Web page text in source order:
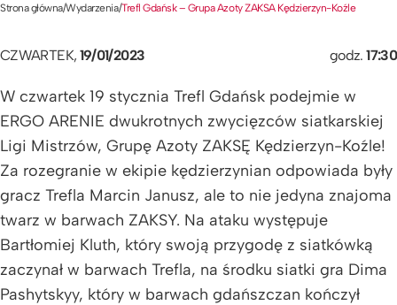
Strona główna/Wydarzenia/Trefl Gdańsk – Grupa Azoty ZAKSA Kędzierzyn-Koźle
CZWARTEK, 19/01/2023 godz.17:30
W czwartek 19 stycznia Trefl Gdańsk podejmie w
ERGO ARENIE dwukrotnych zwycięzców siatkarskiej
Ligi Mistrzów, Grupę Azoty ZAKSĘ Kędzierzyn-Koźle!
Za rozegranie w ekipie kędzierzynian odpowiada były
gracz Trefla Marcin Janusz, ale to nie jedyna znajoma
twarz w barwach ZAKSY. Na ataku występuje
Bartłomiej Kluth, który swoją przygodę z siatkówką
zaczynał w barwach Trefla, na środku siatki gra Dima
Pashytskyy, który w barwach gdańszczan kończył